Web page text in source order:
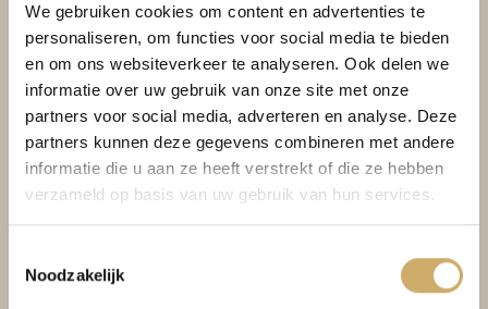
We gebruiken cookies om content en advertenties te
personaliseren, om functies voor social media te bieden
en om ons websiteverkeer te analyseren. Ook delen we
informatie over uw gebruik van onze site met onze
partners voor social media, adverteren en analyse. Deze
partners kunnen deze gegevens combineren met andere
informatie die u aan ze heeft verstrekt of die ze hebben
verzameld op basis van uw gebruik van hun services.
Noodzakelijk
BOEKINGSVOORWAARDEN
PRIVACY POLICY
BRASSERIE AMBASSADE